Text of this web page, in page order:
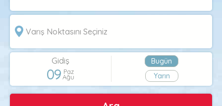
Gidiş
09 Paz
Ağu
Bugün
Yarın